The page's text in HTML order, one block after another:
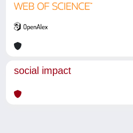
social impact